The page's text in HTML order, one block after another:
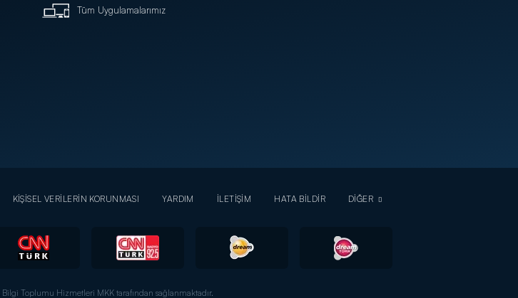
Tüm Uygulamalarımız
KİŞİSEL VERİLERİN KORUNMASI YARDIM İLETİŞİM HATA BİLDİR DİĞER
Bilgi Toplumu Hizmetleri MKK tarafından sağlanmaktadır.